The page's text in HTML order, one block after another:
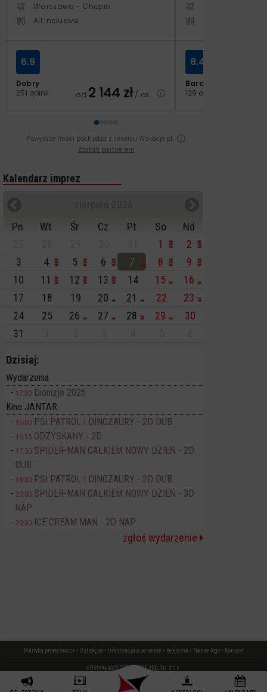
Warszawa - Chopin
All Inclusive
Dobry
251 opinii
6.9
od 2 144 zł/ os.
Warszawa -
Bardzo dobry
129 opinii
8.4
Powyższe treści pochodzą z serwisu Wakacje.pl
Zostań partnerem
Kalendarz imprez
Pn
Wt Śr Cz Pt So
Nd
1
2
3
4 5 6 7 8
9
10
11 12 13 14 15
16
17
18 19 20 21 22
23
24
25 26 27 28 29
30
31
Dzisiaj:
Wydarzenia
17:30 Dionizje 2026
Kino JANTAR
16:00 PSI PATROL I DINOZAURY - 2D DUB
16:15 ODZYSKANY - 2D
17:50 SPIDER-MAN CAŁKIEM NOWY DZIEŃ - 2D
DUB
18:00 PSI PATROL I DINOZAURY - 2D DUB
20:00 SPIDER-MAN CAŁKIEM NOWY DZIEŃ - 3D
NAP
20:30 ICE CREAM MAN - 2D NAP
zgłoś wydarzenie
Polityka prywatności • Ostrołęka • Informacja o serwisie • Reklama • Nasze logo• Kontakt
eOstrołęka © 2006 - 2026 JML Sp. z o.o.